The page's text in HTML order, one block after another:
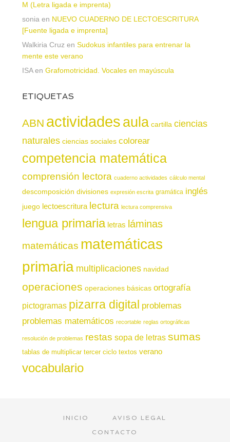
M (Letra ligada e imprenta)
sonia en NUEVO CUADERNO DE LECTOESCRITURA
[Fuente ligada e imprenta]
Walkiria Cruz en Sudokus infantiles para entrenar la
mente este verano
ISAen Grafomotricidad. Vocales en mayúscula
ETIQUETAS
ABN actividadesaula cartilla ciencias
naturales ciencias sociales colorear
competencia matemática
comprensión lectora cuaderno actividades cálculo mental
descomposición divisiones expresión escrita gramática inglés
juego lectoescritura lectura lectura comprensiva
lengua primaria letras láminas
matemáticas matemáticas
primaria multiplicaciones navidad
operaciones operaciones básicas ortografía
pictogramas pizarra digital problemas
problemas matemáticos recortable reglas ortográficas
resolución de problemas restas sopa de letras sumas
tablas de multiplicar tercer ciclo textos verano
vocabulario
INICIO
AVISO LEGAL
CONTACTO